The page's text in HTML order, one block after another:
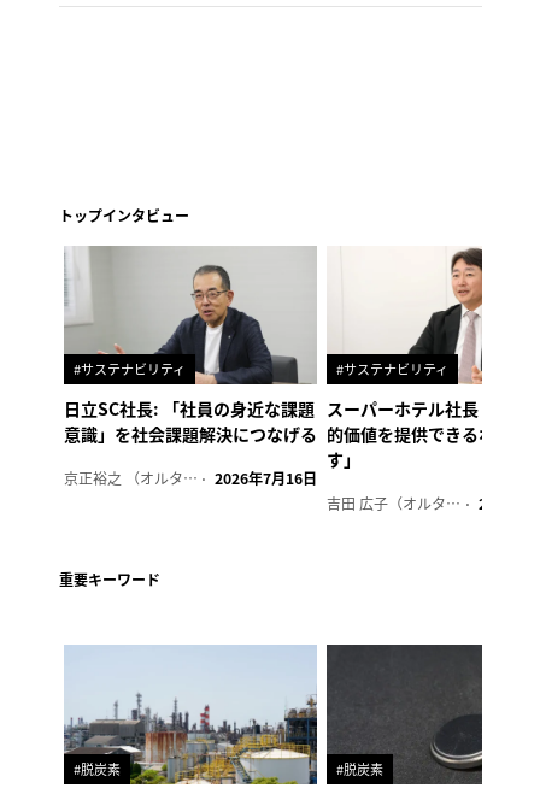
トップインタビュー
#サステナビリティ
日立SC社長: 「社員の身近な課題
意識」を社会課題解決につなげる
京正裕之 （オルタナ副編集長） 2026年7月16日
#サステナビリティ
スーパーホテル社長「地域
的価値を提供できるホテル
す」
吉田 広子（オルタナ輪番編集長） 2026年6
重要キーワード
#脱炭素 #脱炭素